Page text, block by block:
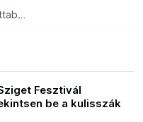
Fesztivál
be a kulisszák